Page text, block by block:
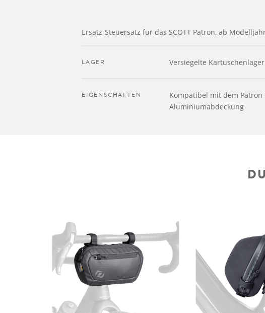
Ersatz-Steuersatz für das SCOTT Patron, ab
LAGER Versiegelte
EIGENSCHAFTEN
Kompatibel mit dem Patron
Aluminiumabdeckung